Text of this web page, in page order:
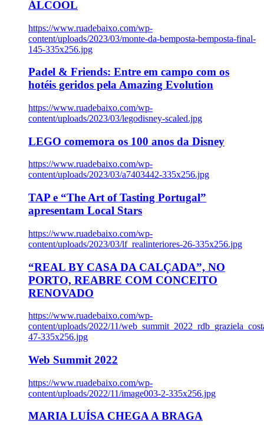
ÁLCOOL
https://www.ruadebaixo.com/wp-
content/uploads/2023/03/monte-da-bemposta-bemposta-final-
145-335x256.jpg
Padel & Friends: Entre em campo com os
hotéis geridos pela Amazing Evolution
https://www.ruadebaixo.com/wp-
content/uploads/2023/03/legodisney-scaled.jpg
LEGO comemora os 100 anos da Disney
https://www.ruadebaixo.com/wp-
content/uploads/2023/03/a7403442-335x256.jpg
TAP e “The Art of Tasting Portugal”
apresentam Local Stars
https://www.ruadebaixo.com/wp-
content/uploads/2023/03/lf_realinteriores-26-335x256.jpg
“REAL BY CASA DA CALÇADA”, NO
PORTO, REABRE COM CONCEITO
RENOVADO
https://www.ruadebaixo.com/wp-
content/uploads/2022/11/
47-335x256.jpg
Web Summit 2022
https://www.ruadebaixo.com/wp-
content/uploads/2022/11/image003-2-335x256.jpg
MARIA LUÍSA CHEGA A BRAGA